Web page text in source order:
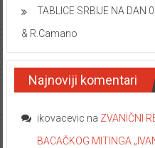
TABLICE SRBIJE NA
& R.Camano
Najnoviji komentari
ikovacevic na ZVANIČNI
BACAČKOG MITINGA